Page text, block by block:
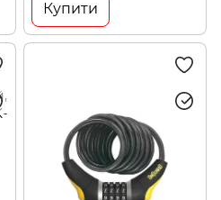
Купити